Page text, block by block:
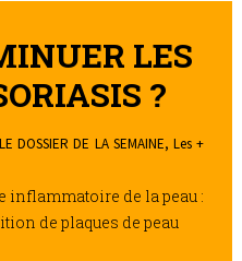
LES
?
LE DOSSIER DE LA SEMAINE, Les +
inflammatoire de la peau :
de plaques de peau